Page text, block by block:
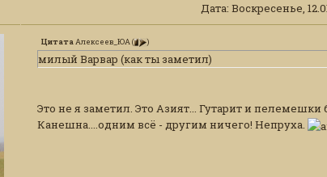
Дата: Воскресенье,
ЦитатаАлексеев_ЮА( )
милый Варвар (как ты заметил)
Это не я заметил. Это Азият... Гутарит и
Канешна....одним всё - другим ничего! Непруха.